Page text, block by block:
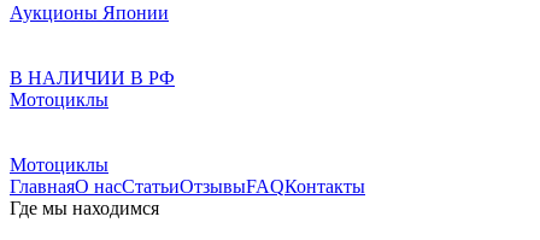
Аукционы Японии
В НАЛИЧИИ В РФ
Мотоциклы
Мотоциклы
ГлавнаяО насСтатьиОтзывыFAQКонтакты
Где мы находимся